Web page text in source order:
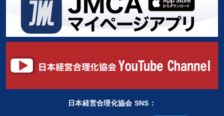
日本経営合理化協会 SNS：